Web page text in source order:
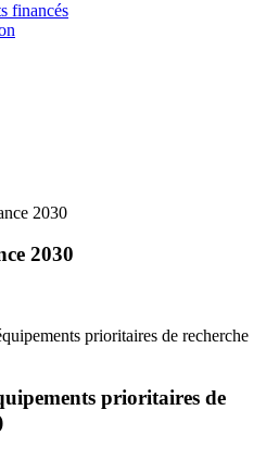
financés
2030
2030
prioritaires de recherche
prioritaires de